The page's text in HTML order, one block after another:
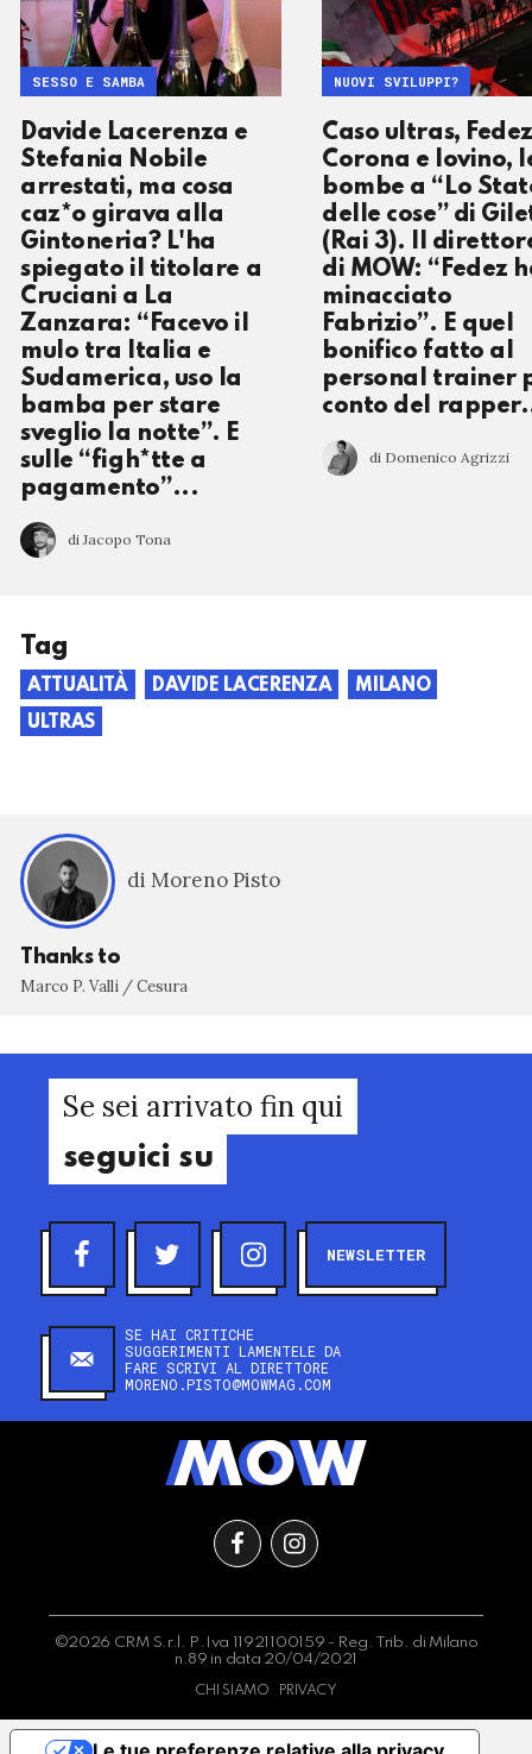
Davide Lacerenza e
Stefania Nobile
arrestati, ma cosa
caz*o girava alla
Gintoneria? L'ha
spiegato il titolare a
Cruciani a La
Zanzara: “Facevo il
mulo tra Italia e
Sudamerica, uso la
bamba per stare
sveglio la notte”. E
sulle “figh*tte a
pagamento”...
di Jacopo Tona
SESSO E SAMBA
Caso ultras,
Corona e Iovino,
bombe a “Lo
delle cose” di
(Rai 3). Il
di MOW: “Fedez
minacciato
Fabrizio”. E quel
bonifico fatto al
personal trainer
conto del
di Domenico Agrizzi
NUOVI SVILUPPI?
Tag
ATTUALITÀ DAVIDE LACERENZA
MILANO
ULTRAS
di Moreno Pisto
Thanks to
Marco P. Valli / Cesura
Se sei arrivato fin qui
seguici su
NEWSLETTER
SE HAI CRITICHE
SUGGERIMENTI LAMENTELE DA
FARE SCRIVI AL DIRETTORE
MORENO.PISTO@MOWMAG.COM
©2026 CRM S.r.l. P.Iva 11921100159 - Reg. Trib. di Milano
n.89 in data 20/04/2021
CHI SIAMO PRIVACY